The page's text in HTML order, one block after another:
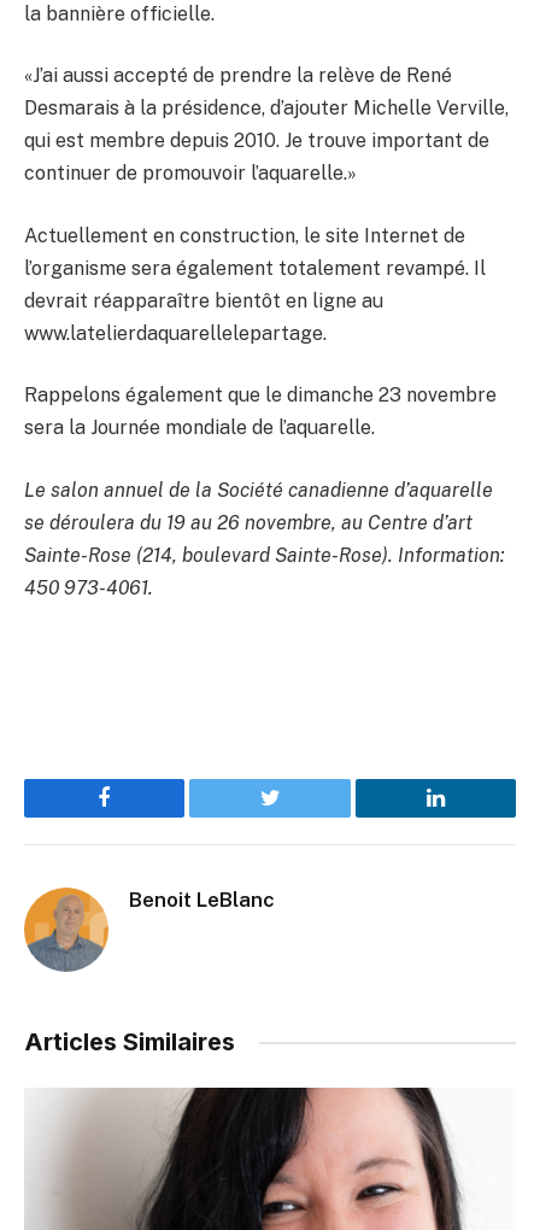
la bannière officielle.
«J’ai aussi accepté de prendre la relève de René
Desmarais à la présidence, d’ajouter Michelle Verville,
qui est membre depuis 2010. Je trouve important de
continuer de promouvoir l’aquarelle.»
Actuellement en construction, le site Internet de
l’organisme sera également totalement revampé. Il
devrait réapparaître bientôt en ligne au
www.latelierdaquarellelepartage.
Rappelons également que le dimanche 23 novembre
sera la Journée mondiale de l’aquarelle.
Le salon annuel de la Société canadienne d’aquarelle
se déroulera du 19 au 26 novembre, au Centre d’art
Sainte-Rose (214, boulevard Sainte-Rose). Information:
450 973-4061.
Facebook Twitter LinkedIn
Benoit LeBlanc
Articles Similaires